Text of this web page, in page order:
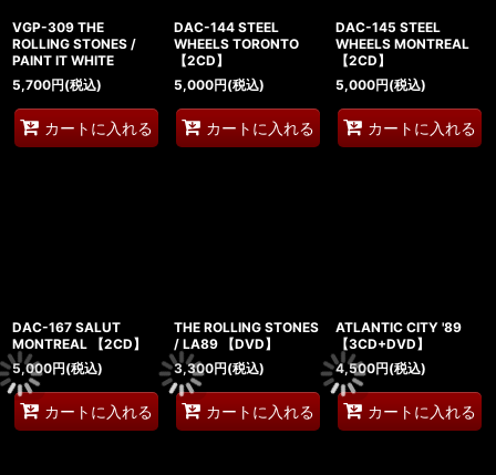
VGP-309 THE
ROLLING STONES /
PAINT IT WHITE
5,700円(税込)
カートに入れる
DAC-144 STEEL
WHEELS TORONTO
【2CD】
5,000円(税込)
カートに入れる
DAC-145 STEEL
WHEELS MONTREAL
【2CD】
5,000円(税込)
カートに入れる
DAC-167 SALUT
MONTREAL 【2CD】
5,000円(税込)
カートに入れる
THE ROLLING STONES
/ LA89 【DVD】
3,300円(税込)
カートに入れる
ATLANTIC CITY '89
【3CD+DVD】
4,500円(税込)
カートに入れる